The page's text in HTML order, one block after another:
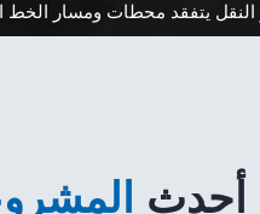
بمشروع المر
أحدث